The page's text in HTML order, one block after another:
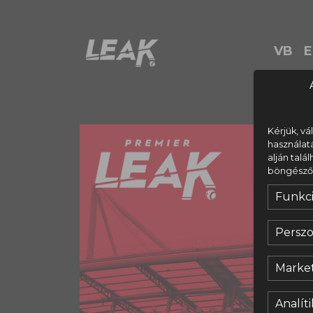
Kérjük,
alján
VB